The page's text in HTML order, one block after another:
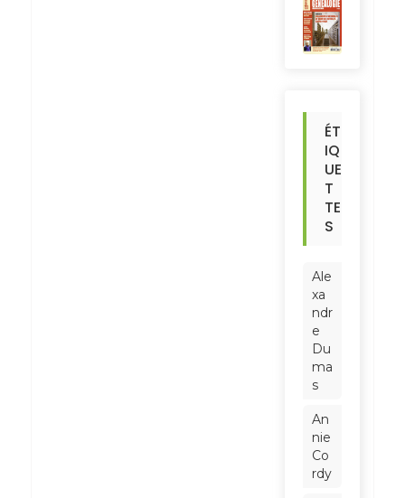
ÉT
IQ
UE
T
TE
S
Ale
xa
ndr
e
Du
ma
s
An
nie
Co
rdy